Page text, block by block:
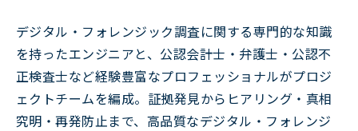
デジタル・フォレンジック調査に関する専門的な知識
を持ったエンジニアと、公認会計士・弁護士・公認不
正検査士など経験豊富なプロフェッショナルがプロジ
ェクトチームを編成。証拠発見からヒアリング・真相
究明・再発防止まで、高品質なデジタル・フォレンジ